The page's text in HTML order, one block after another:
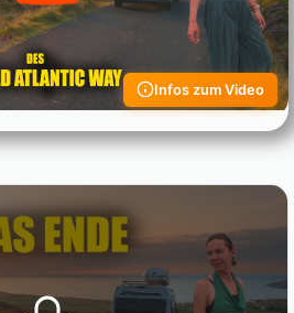
Infos zum Video